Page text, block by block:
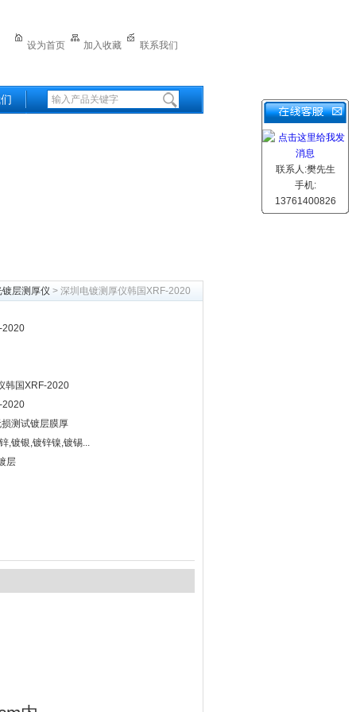
设为首页 加入收藏 联系我们
镀层测厚仪 > 深圳电镀测厚仪韩国XRF-2020
2020
韩国XRF-2020
2020
测试镀层膜厚
,镀银,镀锌镍,镀锡...
层
联系人:樊先生
手机:
13761400826